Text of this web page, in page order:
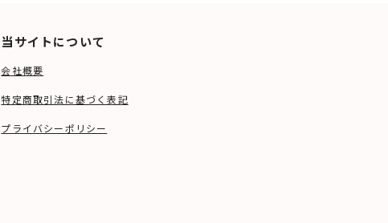
当サイトについて
会社概要
特定商取引法に基づく表記
プライバシーポリシー